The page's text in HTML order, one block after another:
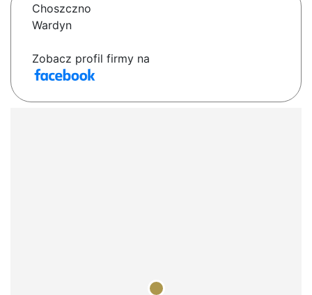
Choszczno
Wardyn
Zobacz profil firmy na